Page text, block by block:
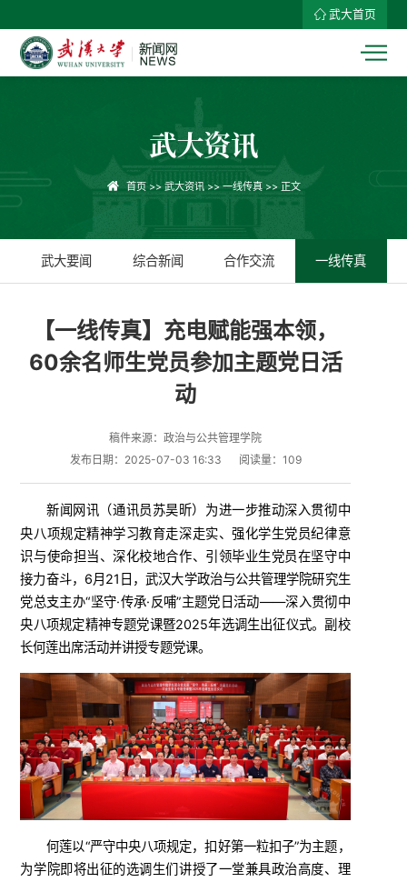
武大首页
武大资讯
首页>> 武大资讯>> 一线传真>> 正文
武大要闻 综合新闻 合作交流 一线传真
【一线传真】充电赋能强本领，
60余名师生党员参加主题党日活
动
稿件来源：政治与公共管理学院
发布日期：2025-07-03 16:33
阅读量： 109
新闻网讯（通讯员苏昊昕）为进一步推动深入贯彻中
央八项规定精神学习教育走深走实、强化学生党员纪律意
识与使命担当、深化校地合作、引领毕业生党员在坚守中
接力奋斗，6月21日，武汉大学政治与公共管理学院研究生
党总支主办“坚守·传承·反哺”主题党日活动——深入贯彻中
央八项规定精神专题党课暨2025年选调生出征仪式。副校
长何莲出席活动并讲授专题党课。
何莲以“严守中央八项规定，扣好第一粒扣子”为主题，
为学院即将出征的选调生们讲授了一堂兼具政治高度、理